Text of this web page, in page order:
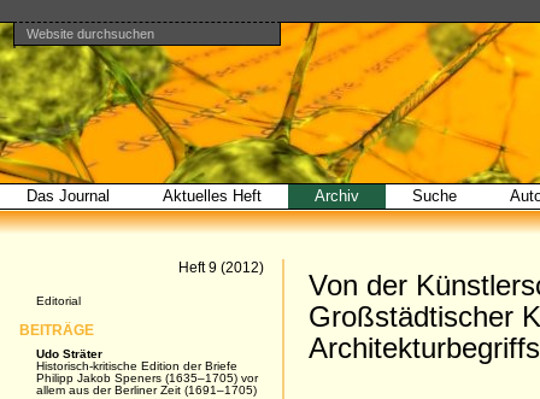
Direkt
zum
Inhalt
|
Direkt
zur
Navigation
Benutzerspezifische
Werkzeuge
Website durchsuchen
Erweiterte
Suche…
Bereiche
Das Journal Aktuelles Heft Archiv Suche
Von der
Großstädtischer
Heft 9 (2012)
Editorial
BEITRÄGE
Udo Sträter
Historisch-kritische Edition der Briefe
Philipp Jakob Speners (1635–1705) vor
allem aus der Berliner Zeit (1691–1705)